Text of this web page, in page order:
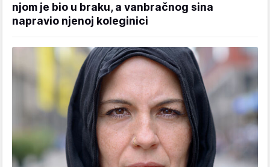
njom je bio u braku, a vanbračnog sina
napravio njenoj koleginici